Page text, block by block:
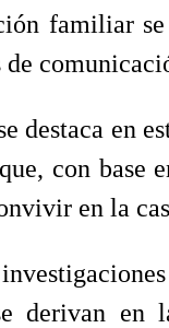
familiar
de
destaca en
con base
en la
derivan